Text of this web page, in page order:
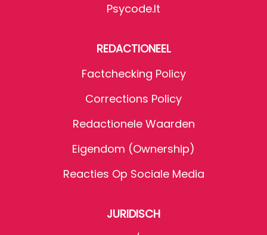
Psycode.it
REDACTIONEEL
Factchecking Policy
Corrections Policy
Redactionele Waarden
Eigendom (Ownership)
Reacties Op Sociale Media
JURIDISCH